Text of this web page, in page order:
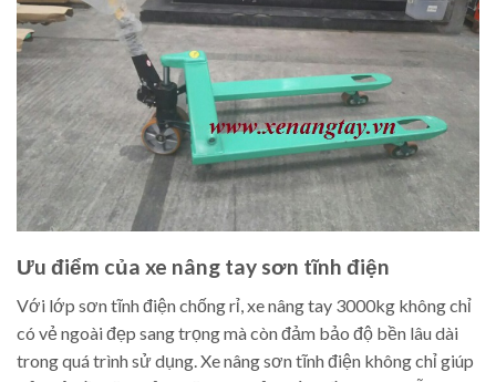
Ưu điểm của xe nâng tay sơn tĩnh điện
Với lớp sơn tĩnh điện chống rỉ, xe nâng tay 3000kg không chỉ
có vẻ ngoài đẹp sang trọng mà còn đảm bảo độ bền lâu dài
trong quá trình sử dụng. Xe nâng sơn tĩnh điện không chỉ giúp